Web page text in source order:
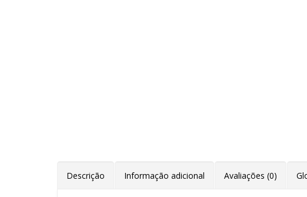
Descrição Informação adicional Avaliações (0)